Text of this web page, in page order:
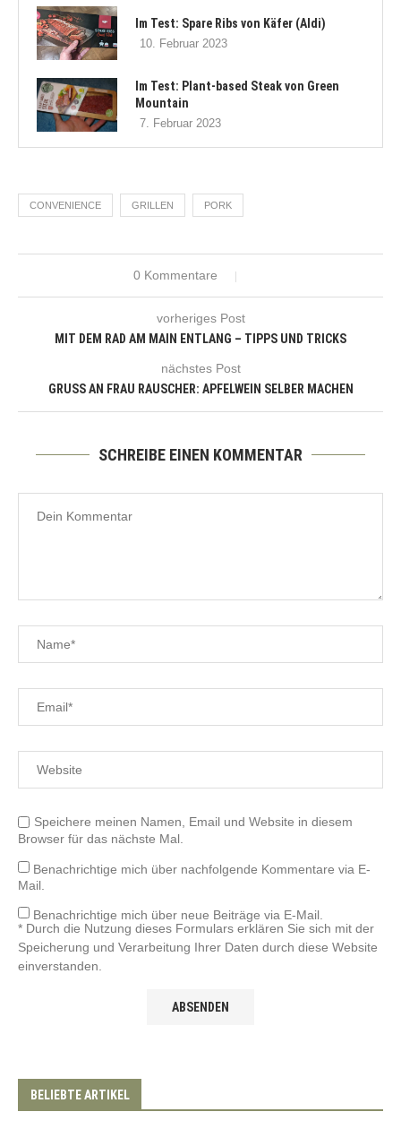
Im Test: Spare Ribs von Käfer (Aldi)
10. Februar 2023
Im Test: Plant-based Steak von Green
Mountain
7. Februar 2023
CONVENIENCE GRILLEN PORK
0 Kommentare
vorheriges Post
MIT DEM RAD AM MAIN ENTLANG – TIPPS UND TRICKS
nächstes Post
GRUSS AN FRAU RAUSCHER: APFELWEIN SELBER MACHEN
SCHREIBE EINEN KOMMENTAR
Speichere meinen Namen, Email und Website in diesem
Browser für das nächste Mal.
Benachrichtige mich über nachfolgende Kommentare via E-
Mail.
Benachrichtige mich über neue Beiträge via E-Mail.
* Durch die Nutzung dieses Formulars erklären Sie sich mit der
Speicherung und Verarbeitung Ihrer Daten durch diese Website
einverstanden.
BELIEBTE ARTIKEL